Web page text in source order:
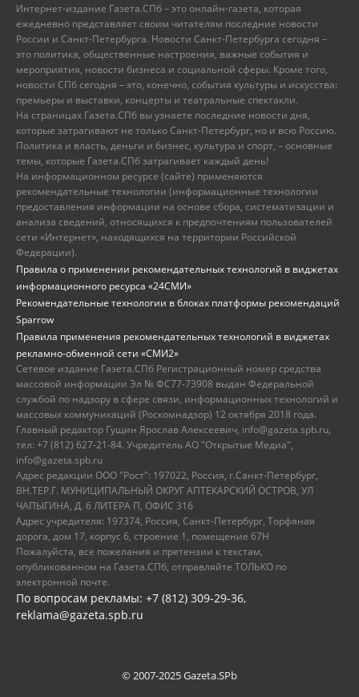
Интернет-издание Газета.СПб – это онлайн-газета, которая
ежедневно представляет своим читателям последние новости
России и Санкт-Петербурга. Новости Санкт-Петербурга сегодня –
это политика, общественные настроения, важные события и
мероприятия, новости бизнеса и социальной сферы. Кроме того,
новости СПб сегодня – это, конечно, события культуры и искусства:
премьеры и выставки, концерты и театральные спектакли.
На страницах Газета.СПб вы узнаете последние новости дня,
которые затрагивают не только Санкт-Петербург, но и всю Россию.
Политика и власть, деньги и бизнес, культура и спорт, – основные
темы, которые Газета.СПб затрагивает каждый день!
На информационном ресурсе (сайте) применяются
рекомендательные технологии (информационные технологии
предоставления информации на основе сбора, систематизации и
анализа сведений, относящихся к предпочтениям пользователей
сети «Интернет», находящихся на территории Российской
Федерации).
Правила о применении рекомендательных технологий в виджетах
информационного ресурса «24СМИ»
Рекомендательные технологии в блоках платформы рекомендаций
Sparrow
Правила применения рекомендательных технологий в виджетах
рекламно-обменной сети «СМИ2»
Сетевое издание Газета.СПб Регистрационный номер средства
массовой информации Эл № ФС77-73908 выдан Федеральной
службой по надзору в сфере связи, информационных технологий и
массовых коммуникаций (Роскомнадзор) 12 октября 2018 года.
Главный редактор Гущин Ярослав Алексеевич, info@gazeta.spb.ru,
тел: +7 (812) 627-21-84. Учредитель АО "Открытые Медиа",
info@gazeta.spb.ru
Адрес редакции ООО "Рост": 197022, Россия, г.Санкт-Петербург,
ВН.ТЕР.Г. МУНИЦИПАЛЬНЫЙ ОКРУГ АПТЕКАРСКИЙ ОСТРОВ, УЛ
ЧАПЫГИНА, Д. 6 ЛИТЕРА П, ОФИС 316
Адрес учредителя: 197374, Россия, Санкт-Петербург, Торфяная
дорога, дом 17, корпус 6, строение 1, помещение 67Н
Пожалуйста, все пожелания и претензии к текстам,
опубликованном на Газета.СПб, отправляйте ТОЛЬКО по
электронной почте.
По вопросам рекламы: +7 (812) 309-29-36,
reklama@gazeta.spb.ru
© 2007-2025 Gazeta.SPb